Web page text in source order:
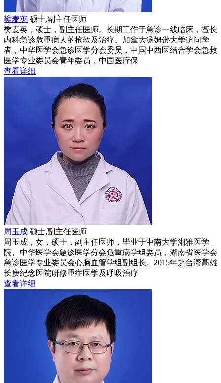
樊麦英 硕士,副主任医师
樊麦英，硕士，副主任医师。长期工作于急诊一线临床，擅长
内科急诊危重病人的抢救及治疗。加拿大汤姆逊大学访问学
者，中华医学会急诊医学分会委员，中国中西医结合学会急救
医学专业委员会青年委员，中国医疗保
查看详细
周玉成 硕士,副主任医师
周玉成，女，硕士，副主任医师，毕业于中南大学湘雅医学
院。中华医学会急诊医学分会危重病学组委员，湖南省医学会
急诊医学专业委员会心脑血管学组副组长。2015年赴台湾高雄
长庚纪念医院研修重症医学及呼吸治疗
查看详细